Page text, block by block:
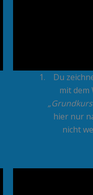
Du
mit dem
„Grundkurs
hier nur
nicht